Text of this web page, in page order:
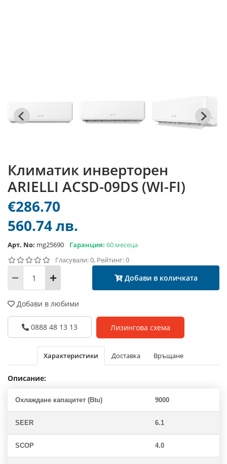
Климатик инверторен
ARIELLI ACSD-09DS (WI-FI)
€286.70
560.74 лв.
Арт. No: mg25690 Гаранция: 60 месеца
Гласували: 0, Рейтинг: 0
Добави в количката
Добави в любими
0888 48 13 13 Лизингова схема
Характеристики Доставка Връщане
Описание:
Охлаждане капацитет (Btu) 9000
SEER 6.1
SCOP 4.0